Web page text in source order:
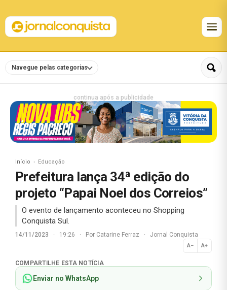
Navegue pelas categorias
continua após a publicidade
Início Educação
Prefeitura lança 34ª edição do
projeto “Papai Noel dos Correios”
O evento de lançamento aconteceu no Shopping
Conquista Sul.
14/11/2023 · 19:26 · Por Catarine Ferraz · Jornal Conquista
A− A+
Normal
COMPARTILHE ESTA NOTÍCIA
Enviar no WhatsApp